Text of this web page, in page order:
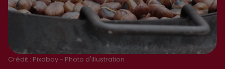
Crédit : Pixabay - Photo d'illustration